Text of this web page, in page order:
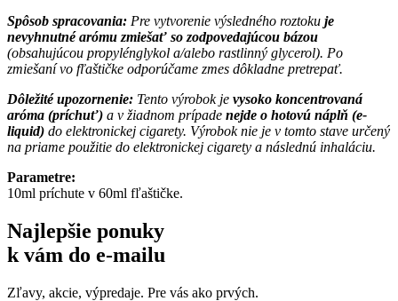
Spôsob spracovania: Pre vytvorenie výsledného roztoku je
nevyhnutné arómu zmiešať so zodpovedajúcou bázou
(obsahujúcou propylénglykol a/alebo rastlinný glycerol). Po
zmiešaní vo fľaštičke odporúčame zmes dôkladne pretrepať.
Dôležité upozornenie: Tento výrobok je vysoko koncentrovaná
aróma (príchuť) a v žiadnom prípade nejde o hotovú náplň (e-
liquid) do elektronickej cigarety. Výrobok nie je v tomto stave určený
na priame použitie do elektronickej cigarety a následnú inhaláciu.
Parametre:
10ml príchute v 60ml fľaštičke.
Najlepšie ponuky
k vám do e-mailu
Zľavy, akcie, výpredaje. Pre vás ako prvých.